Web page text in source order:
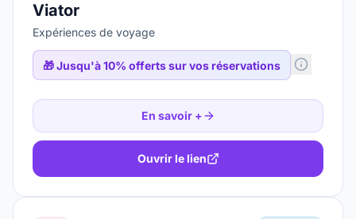
Viator
Expériences de voyage
🎁Jusqu'à 10% offerts sur vos réservations
En savoir +
Ouvrir le lien